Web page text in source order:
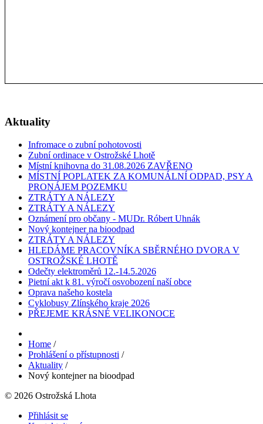
Aktuality
Infromace o zubní pohotovosti
Zubní ordinace v Ostrožské Lhotě
Místní knihovna do 31.08.2026 ZAVŘENO
MÍSTNÍ POPLATEK ZA KOMUNÁLNÍ ODPAD, PSY A
PRONÁJEM POZEMKU
ZTRÁTY A NÁLEZY
ZTRÁTY A NÁLEZY
Oznámení pro občany - MUDr. Róbert Uhnák
Nový kontejner na bioodpad
ZTRÁTY A NÁLEZY
HLEDÁME PRACOVNÍKA SBĚRNÉHO DVORA V
OSTROŽSKÉ LHOTĚ
Odečty elektroměrů 12.-14.5.2026
Pietní akt k 81. výročí osvobození naší obce
Oprava našeho kostela
Cyklobusy Zlínského kraje 2026
PŘEJEME KRÁSNÉ VELIKONOCE
Home /
Prohlášení o přístupnosti /
Aktuality /
Nový kontejner na bioodpad
© 2026 Ostrožská Lhota
Přihlásit se